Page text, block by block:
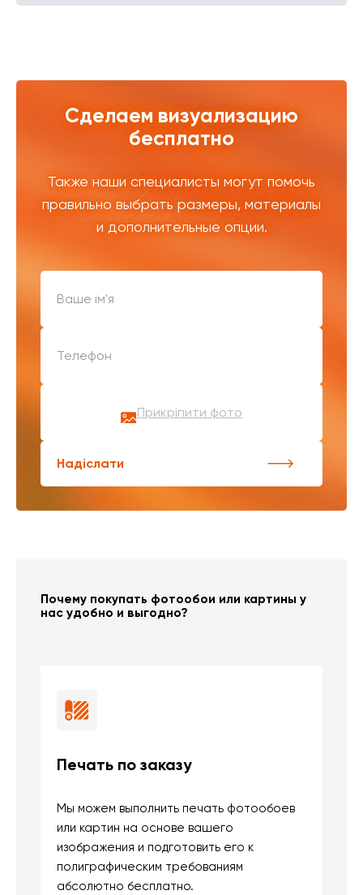
Сделаем визуализацию
бесплатно
Также наши специалисты могут помочь
правильно выбрать размеры, материалы
и дополнительные опции.
Прикріпити фото
Надіслати
Почему покупать фотообои или картины у
нас удобно и выгодно?
Печать по заказу
Мы можем выполнить печать фотообоев
или картин на основе вашего
изображения и подготовить его к
полиграфическим требованиям
абсолютно бесплатно.